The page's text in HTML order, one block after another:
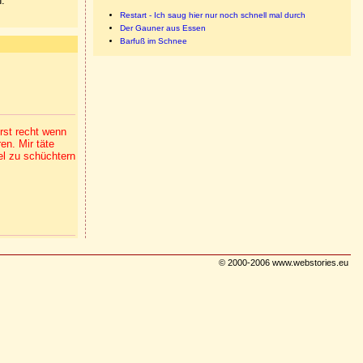
recht wenn
Mir täte
zu schüchtern
Restart - Ich saug hier nur noch schnell mal durch
Der Gauner aus Essen
Barfuß im Schnee
© 2000-2006 www.webstories.eu